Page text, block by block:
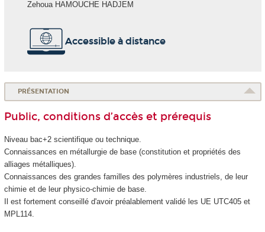
Zehoua HAMOUCHE HADJEM
Accessible à distance
PRÉSENTATION
Public, conditions d’accès et prérequis
Niveau bac+2 scientifique ou technique.
Connaissances en métallurgie de base (constitution et propriétés des
alliages métalliques).
Connaissances des grandes familles des polymères industriels, de leur
chimie et de leur physico-chimie de base.
Il est fortement conseillé d'avoir préalablement validé les UE UTC405 et
MPL114.